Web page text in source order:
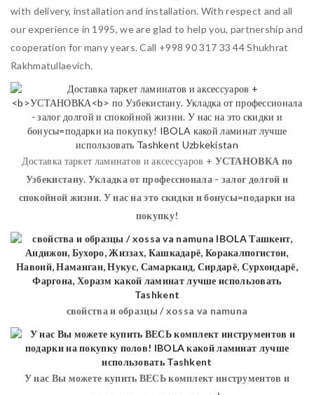
with delivery, installation and installation. With respect and all
our experience in 1995, we are glad to help you, partnership and
cooperation for many years. Call +998 90 317 33 44 Shukhrat
Rakhmatullaevich.
Доставка таркет ламинатов и аксессуаров + УСТАНОВКА по
Узбекистану. Укладка от профессионала - залог долгой и
спокойной жизни. У нас на это скидки и бонусы=подарки на
покупку!
свойства и образцы / xossa va namuna
У нас Вы можете купить ВЕСЬ комплект инструментов и